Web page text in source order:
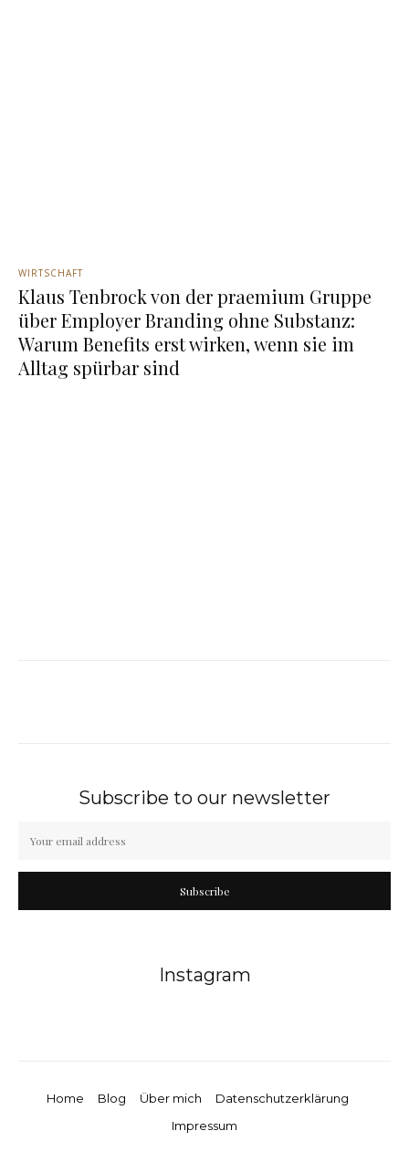
WIRTSCHAFT
Klaus Tenbrock von der praemium Gruppe
über Employer Branding ohne Substanz:
Warum Benefits erst wirken, wenn sie im
Alltag spürbar sind
Subscribe to our newsletter
Subscribe
Instagram
Home Blog Über mich
Datenschutzerklärung
Impressum